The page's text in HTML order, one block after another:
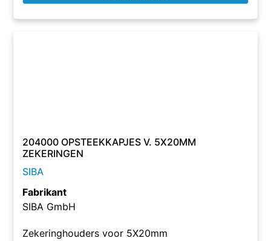
204000 OPSTEEKKAPJES V. 5X20MM
ZEKERINGEN
SIBA
Fabrikant
SIBA GmbH
Zekeringhouders voor 5X20mm